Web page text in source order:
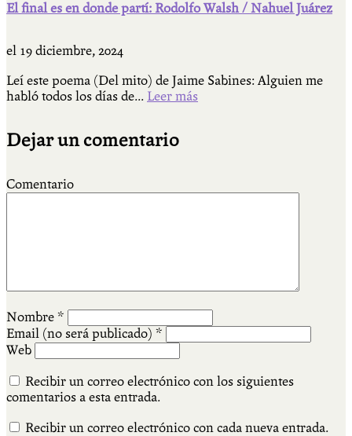
El final es en donde partí: Rodolfo Walsh / Nahuel Juárez
el 19 diciembre, 2024
Leí este poema (Del mito) de Jaime Sabines: Alguien me
habló todos los días de... Leer más
Dejar un comentario
Comentario
Nombre *
Email (no será publicado) *
Web
Recibir un correo electrónico con los siguientes
comentarios a esta entrada.
Recibir un correo electrónico con cada nueva entrada.